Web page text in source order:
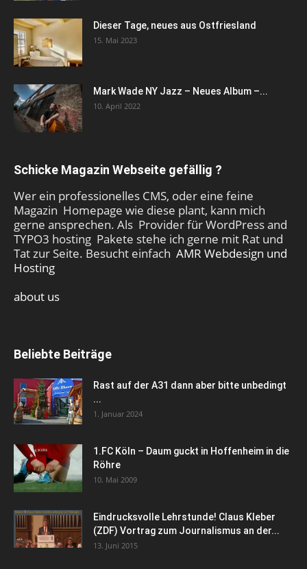
Dieser Tage, neues aus Ostfriesland
15. Mai 2023
Mark Wade NY Jazz – Neues Album –...
10. April 2022
Schicke Magazin Webseite gefällig ?
Wer ein professionelles CMS, oder eine feine
Magazin Homepage wie diese plant, kann mich
gerne ansprechen. Als Provider für WordPress and
TYPO3 hosting Pakete stehe ich gerne mit Rat und
Tat zur Seite. Besucht einfach AMR Webdesign und
Hosting
about us
Beliebte Beiträge
Rast auf der A31 dann aber bitte unbedingt
...
1. Januar 2024
1.FC Köln – Daum guckt in Hoffenheim in die
Röhre
10. Mai 2009
Eindrucksvolle Lehrstunde! Claus Kleber
(ZDF) Vortrag zum Journalismus an der...
13. Juni 2015